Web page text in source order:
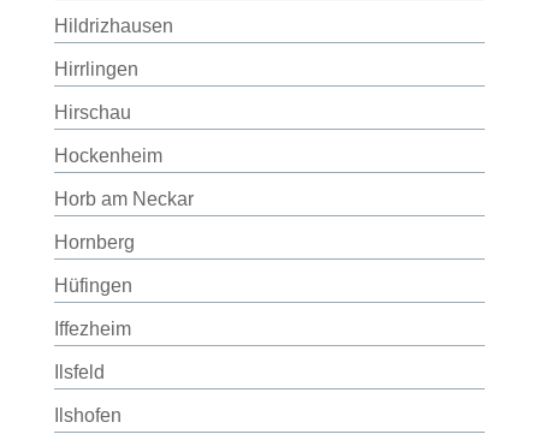
Hildrizhausen
Hirrlingen
Hirschau
Hockenheim
Horb am Neckar
Hornberg
Hüfingen
Iffezheim
Ilsfeld
Ilshofen